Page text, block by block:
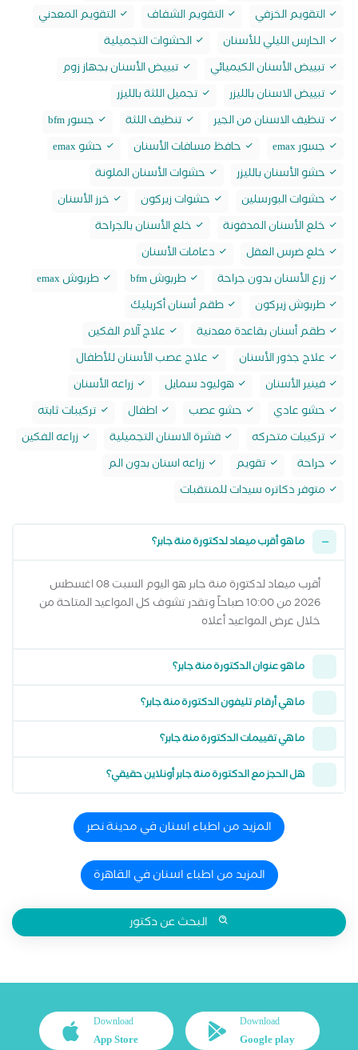
التقويم الخزفي
التقويم الشفاف
التقويم المعدني
الحارس الليلي للأسنان
الحشوات التجميلية
تبييض الأسنان الكيميائي
تبييض الأسنان بجهاز زوم
تبييض الاسنان بالليزر
تجميل اللثة بالليزر
تنظيف الاسنان من الجير
تنظيف اللثة
جسور bfm
جسور emax
حافظ مسافات الأسنان
حشو emax
حشو الأسنان بالليزر
حشوات الأسنان الملونة
حشوات البورسلين
حشوات زيركون
خرز الأسنان
خلع الأسنان المدفونة
خلع الأسنان بالجراحة
خلع ضرس العقل
دعامات الأسنان
زرع الأسنان بدون جراحة
طربوش bfm
طربوش emax
طربوش زيركون
طقم أسنان أكريليك
طقم أسنان بقاعدة معدنية
علاج آلام الفكين
علاج جذور الأسنان
علاج عصب الأسنان للأطفال
فينير الأسنان
هوليود سمايل
زراعه الأسنان
حشو عادي
حشو عصب اطفال
تركيبات ثابته
تركيبات متحركه
قشرة الاسنان التجميلية
زراعه الفكين
جراحة
تقويم
زراعه اسنان بدون الم
متوفر دكاتره سيدات للمنتقبات
ما هو أقرب ميعاد لدكتورة منة جابر؟
أقرب ميعاد لدكتورة منة جابر هو اليوم السبت 08 اغسطس
2026 من 10:00 صباحاً وتقدر تشوف كل المواعيد المتاحة من
خلال عرض المواعيد أعلاه
ما هو عنوان الدكتورة منة جابر؟
ما هي أرقام تليفون الدكتورة منة جابر؟
ما هي تقييمات الدكتورة منة جابر؟
هل الحجز مع الدكتورة منة جابر أونلاين حقيقي؟
المزيد من اطباء اسنان في مدينة نصر
المزيد من اطباء اسنان في القاهرة
البحث عن دكتور
Download
Google play
Download
App Store